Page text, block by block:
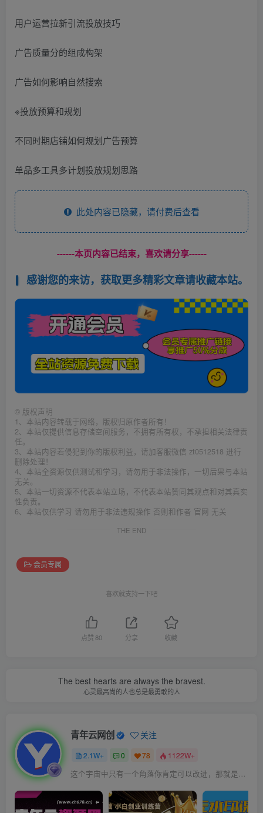
用户运营拉新引流投放技巧
广告质量分的组成构架
广告如何影响自然搜索
※投放预算和规划
不同时期店铺如何规划广告预算
单品多工具多计划投放规划思路
此处内容已隐藏，请付费后查看
------本页内容已结束，喜欢请分享------
感谢您的来访，获取更多精彩文章请收藏本站。
© 版权声明
1、本站内容转载于网络，版权归原作者所有！
2、本站仅提供信息存储空间服务，不拥有所有权，不承担相关法律责
任。
3、本站内容若侵犯到你的版权利益，请加客服微信 zt0512518 进行
删除处理！
4、本站全资源仅供测试和学习，请勿用于非法操作，一切后果与本站
无关。
5、本站一切资源不代表本站立场，不代表本站赞同其观点和对其真实
性负责。
6、本站仅供学习 请勿用于非法违规操作 否则和作者 官网 无关
THE END
会员专属
喜欢就支持一下吧
点赞80 分享 收藏
The best hearts are always the bravest.
心灵最高尚的人也总是最勇敢的人
青年云网创 关注
2.1W+ 0 78 1122W+
这个宇宙中只有一个角落你肯定可以改进，那就是你自己